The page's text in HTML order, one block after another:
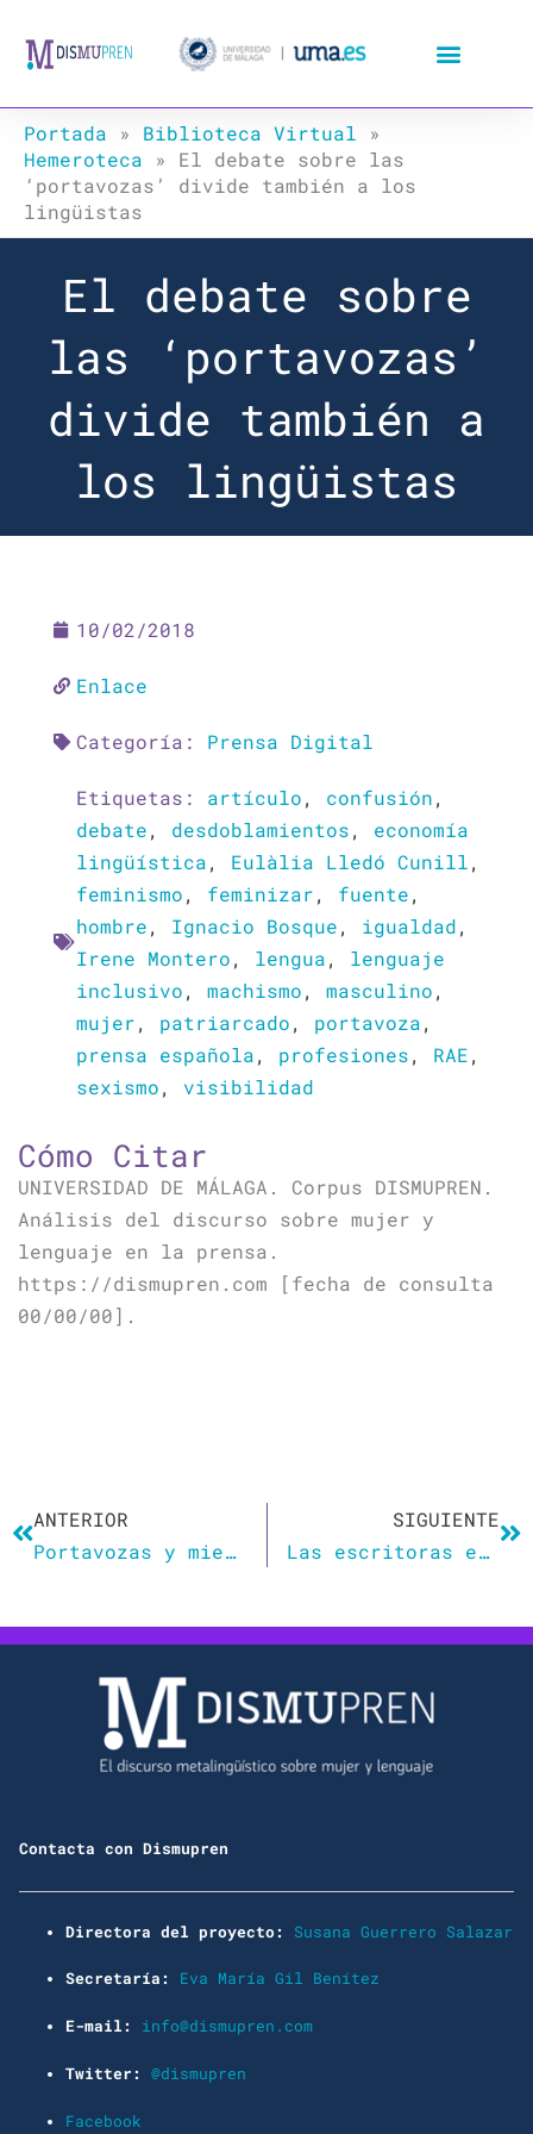
Portada » Biblioteca Virtual »
Hemeroteca » El debate sobre las
‘portavozas’ divide también a los
lingüistas
El debate sobre
las ‘portavozas’
divide también a
los lingüistas
10/02/2018
Enlace
Categoría: Prensa Digital
Etiquetas: artículo, confusión,
debate, desdoblamientos, economía
lingüística, Eulàlia Lledó Cunill,
feminismo, feminizar, fuente,
hombre, Ignacio Bosque, igualdad,
Irene Montero, lengua, lenguaje
inclusivo, machismo, masculino,
mujer, patriarcado, portavoza,
prensa española, profesiones, RAE,
sexismo, visibilidad
Cómo Citar
UNIVERSIDAD DE MÁLAGA. Corpus DISMUPREN.
Análisis del discurso sobre mujer y
lenguaje en la prensa.
https://dismupren.com [fecha de consulta
00/00/00].
ANTERIOR
Portavozas y miembras
SIGUIENTE
Las escritoras españolas responden a Irene Montero: «Decir portavozas no nos hace ni más iguales ni más libres»
Contacta con Dismupren
Directora del proyecto: Susana Guerrero Salazar
Secretaría: Eva María Gil Benítez
E-mail: info@dismupren.com
Twitter: @dismupren
Facebook